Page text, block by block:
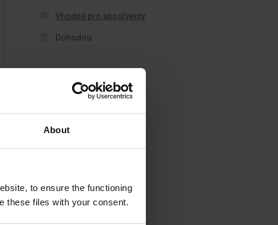
About
to ensure the functioning
these files with your consent.
Vhodné pro absolventy
Dohodou